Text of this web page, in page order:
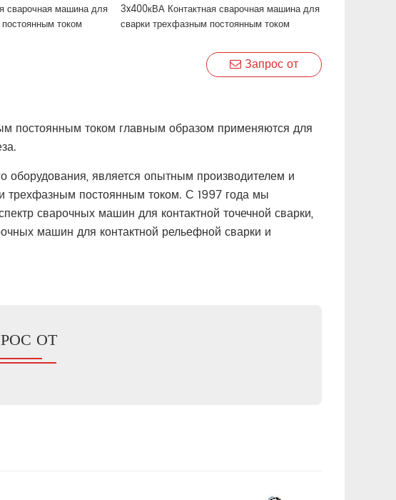
сварочная машина для
током
3x400кВА Контактная сварочная машина для
сварки трехфазным постоянным током
Запрос от
постоянным током главным образом применяются для
является опытным производителем и
трехфазным постоянным током. С 1997 года мы
сварочных машин для контактной точечной сварки,
машин для контактной рельефной сварки и
ОТ